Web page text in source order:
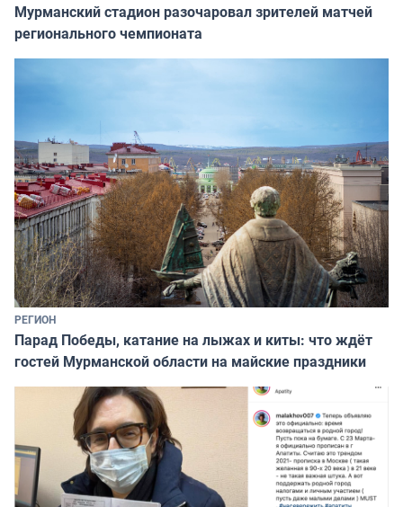
Мурманский стадион разочаровал зрителей матчей
регионального чемпионата
РЕГИОН
Парад Победы, катание на лыжах и киты: что ждёт
гостей Мурманской области на майские праздники